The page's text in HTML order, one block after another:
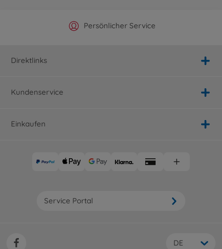
Offizieller Hersteller Shop
Persönlicher Service
Versandkostenfrei ab 25€
Schnelle Lieferung
Direktlinks
Kundenservice
Einkaufen
Service Portal
DE